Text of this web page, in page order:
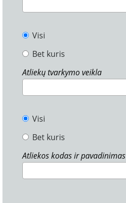
Visi
Bet kuris
Atliekų tvarkymo veikla
Visi
Bet kuris
Atliekos kodas ir pavadinimas